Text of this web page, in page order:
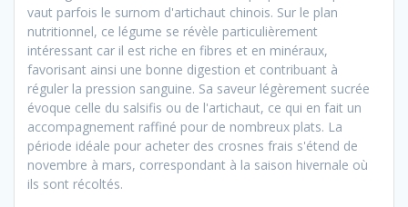
vaut parfois le surnom d'artichaut chinois. Sur le plan
nutritionnel, ce légume se révèle particulièrement
intéressant car il est riche en fibres et en minéraux,
favorisant ainsi une bonne digestion et contribuant à
réguler la pression sanguine. Sa saveur légèrement sucrée
évoque celle du salsifis ou de l'artichaut, ce qui en fait un
accompagnement raffiné pour de nombreux plats. La
période idéale pour acheter des crosnes frais s'étend de
novembre à mars, correspondant à la saison hivernale où
ils sont récoltés.